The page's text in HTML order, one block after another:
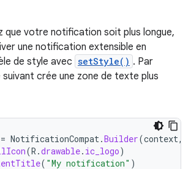
que votre notification soit plus longue,
une notification extensible en
de style avec setStyle() . Par
crée une zone de texte plus
= NotificationCompat.Builder(context,
(R .drawable. ic_logo)
( "My notification" )